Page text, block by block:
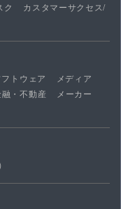
ク
カスタマーサクセス/
フトウェア
メディア
・不動産
メーカー